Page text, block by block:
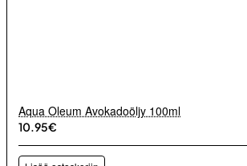
Aqua Oleum Avokadoöljy 100ml
10.95€